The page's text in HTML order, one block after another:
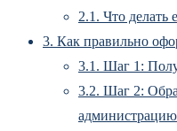
2.1. Что делать
3. Как правильно
3.1. Шаг 1:
3.2. Шаг 2:
администрацию